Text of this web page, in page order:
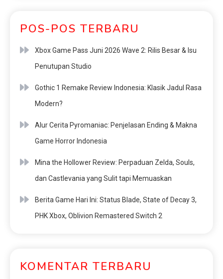
POS-POS TERBARU
Xbox Game Pass Juni 2026 Wave 2: Rilis Besar & Isu
Penutupan Studio
Gothic 1 Remake Review Indonesia: Klasik Jadul Rasa
Modern?
Alur Cerita Pyromaniac: Penjelasan Ending & Makna
Game Horror Indonesia
Mina the Hollower Review: Perpaduan Zelda, Souls,
dan Castlevania yang Sulit tapi Memuaskan
Berita Game Hari Ini: Status Blade, State of Decay 3,
PHK Xbox, Oblivion Remastered Switch 2
KOMENTAR TERBARU